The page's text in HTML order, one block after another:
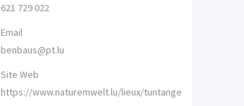
621 729 022
Email
benbaus@pt.lu
Site Web
https://www.naturemwelt.lu/lieux/tuntange/